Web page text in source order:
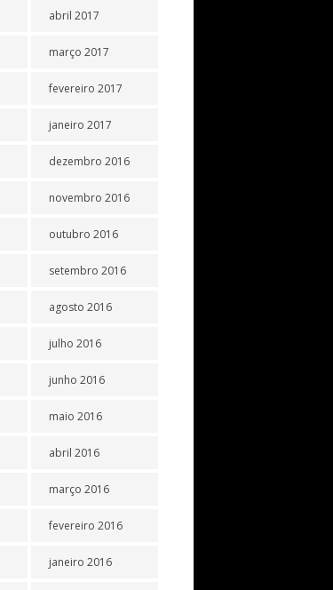
abril 2017
março 2017
fevereiro 2017
janeiro 2017
dezembro 2016
novembro 2016
outubro 2016
setembro 2016
agosto 2016
julho 2016
junho 2016
maio 2016
abril 2016
março 2016
fevereiro 2016
janeiro 2016